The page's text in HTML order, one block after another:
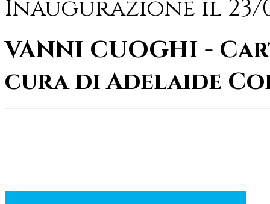
Inaugurazione il 23/
VANNI CUOGHI -
cura di Adelaide